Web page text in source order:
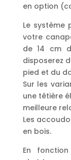
en option
Le
votre
de 14 cm
disposerez
pied et du
Sur les
une têtière
meilleure
Les
en bois.
En